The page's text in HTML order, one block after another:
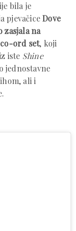
bila je
pjevačiceDove
zasjala na
ord set, koji
iste Shine
jednostavne
ali i